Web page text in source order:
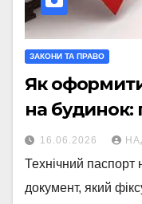
ЗАКОНИ ТА ПРАВО
Як
на будинок:
16.06.2026
Технічний паспорт
документ, який